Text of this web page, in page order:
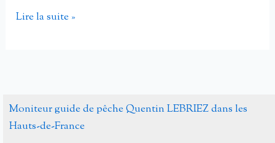
Brice
à
la
Lire la suite »
Moniteur guide de pêche Quentin LEBRIEZ dans les
Hauts-de-France